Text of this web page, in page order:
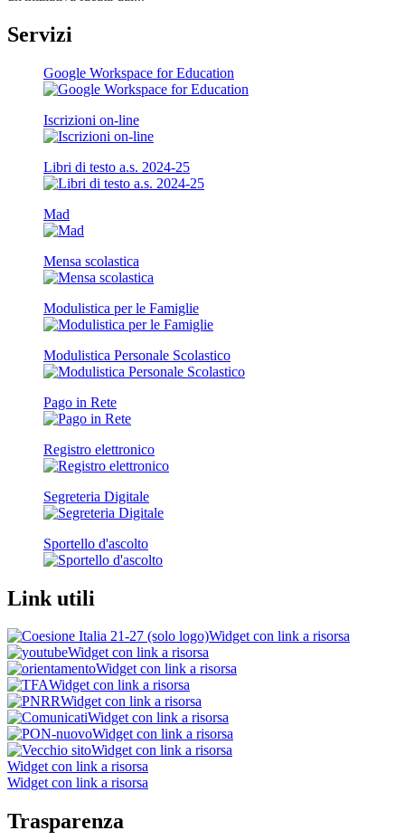
Servizi
Google Workspace for Education
Iscrizioni on-line
Libri di testo a.s. 2024-25
Mad
Mensa scolastica
Modulistica per le Famiglie
Modulistica Personale Scolastico
Pago in Rete
Registro elettronico
Segreteria Digitale
Sportello d'ascolto
Link utili
Widget con link a risorsa
Widget con link a risorsa
Widget con link a risorsa
Widget con link a risorsa
Widget con link a risorsa
Widget con link a risorsa
Widget con link a risorsa
Widget con link a risorsa
Widget con link a risorsa
Widget con link a risorsa
Trasparenza